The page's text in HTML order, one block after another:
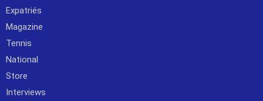
Expatriés
Magazine
Tennis
National
Store
Interviews